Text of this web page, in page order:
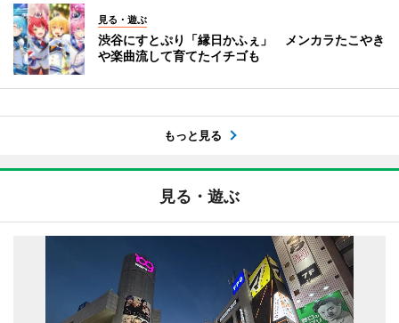
見る・遊ぶ
渋谷にすとぷり「縁日かふぇ」 メンカラたこやき
や楽曲流して育てたイチゴも
もっと見る
見る・遊ぶ